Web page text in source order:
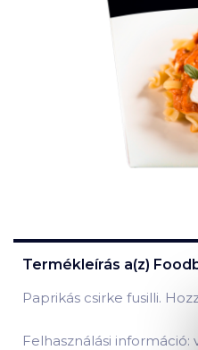
Termékleírás a(z)
Paprikás csirke fusilli.
Felhasználási